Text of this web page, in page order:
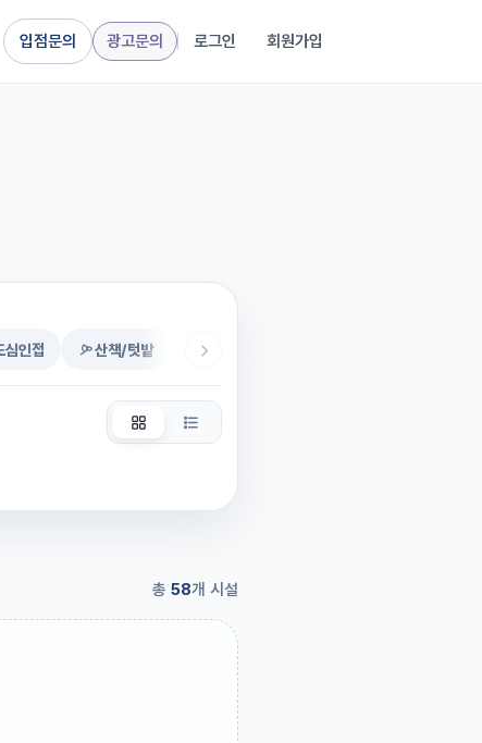
입점문의 광고문의 로그인 회원가입
심인접 산책/텃밭
총 58개 시설